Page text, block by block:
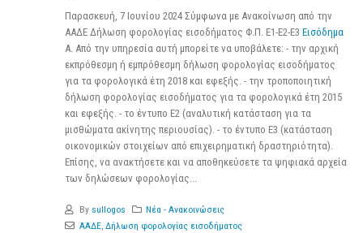
Παρασκευή, 7 Ιουνίου 2024 Σύμφωνα με Ανακοίνωση από την
ΑΑΔΕ Δήλωση φορολογίας εισοδήματος Φ.Π. Ε1-Ε2-Ε3 Εισόδημα
Α. Από την υπηρεσία αυτή μπορείτε να υποβάλετε: - την αρχική
εκπρόθεσμη ή εμπρόθεσμη δήλωση φορολογίας εισοδήματος
για τα φορολογικά έτη 2018 και εφεξής. - την τροποποιητική
δήλωση φορολογίας εισοδήματος για τα φορολογικά έτη 2015
και εφεξής. - το έντυπο Ε2 (αναλυτική κατάσταση για τα
μισθώματα ακίνητης περιουσίας). - το έντυπο Ε3 (κατάσταση
οικονομικών στοιχείων από επιχειρηματική δραστηριότητα).
Επίσης, να ανακτήσετε και να αποθηκεύσετε τα ψηφιακά αρχεία
των δηλώσεων φορολογίας...
By sullogos
Νέα - Ανακοινώσεις
ΑΑΔΕ, Δήλωση φορολογίας εισοδήματος